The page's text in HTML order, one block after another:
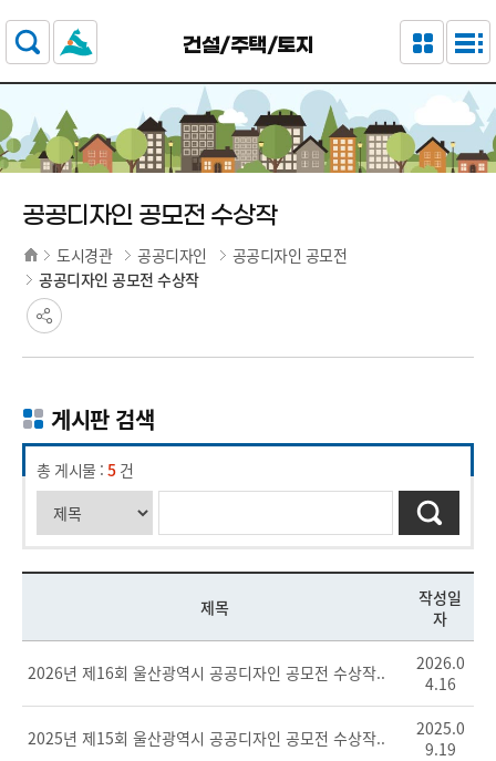
주요 메뉴로 건너뛰기
본문으로가기
건설/주택/토지
공공디자인 공모전 수상작
도시경관 공공디자인
공공디자인 공모전
공공디자인 공모전 수상작
게시판 검색
총 게시물 : 5건
제목
작성일
자
2026년 제16회 울산광역시 공공디자인 공모전 수상작..
2026.0
4.16
2025년 제15회 울산광역시 공공디자인 공모전 수상작..
2025.0
9.19